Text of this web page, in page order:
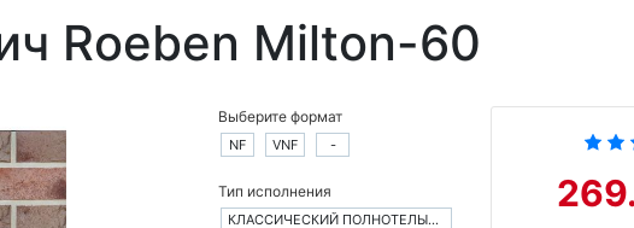
Roeben Milton-60
Выберите формат
NF VNF -
Тип исполнения
КЛАССИЧЕСКИЙ ПОЛНОТЕЛЫЙ КИРПИЧ